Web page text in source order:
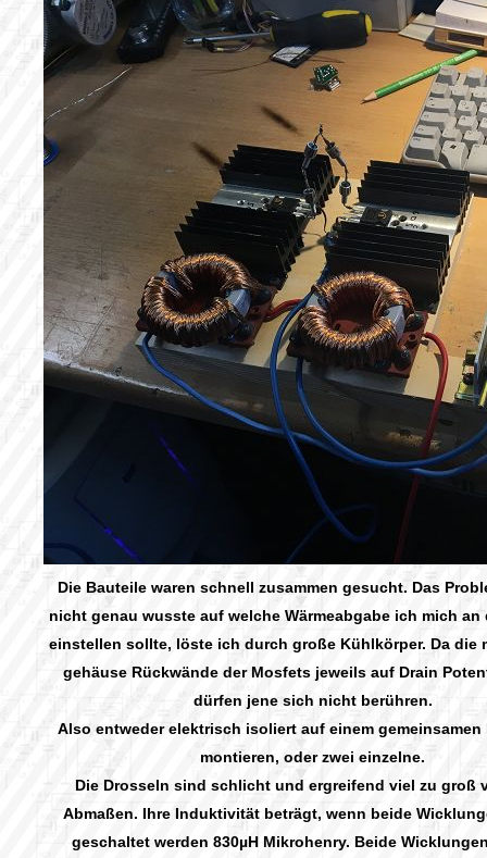
Die Bauteile waren schnell zusammen gesucht. Das
nicht genau wusste auf welche Wärmeabgabe ich mich an
einstellen sollte, löste ich durch große Kühlkörper. Da die
gehäuse Rückwände der Mosfets jeweils auf Drain
dürfen jene sich nicht berühren.
Also entweder elektrisch isoliert auf einem gemeinsamen
montieren, oder zwei einzelne.
Die Drosseln sind schlicht und ergreifend viel zu groß
Abmaßen. Ihre Induktivität beträgt, wenn beide
geschaltet werden 830µH Mikrohenry. Beide